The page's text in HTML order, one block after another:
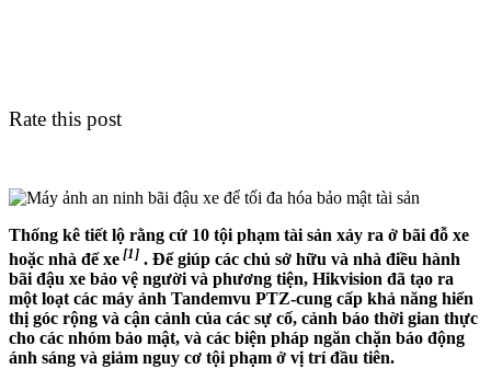
Rate this post
Thống kê tiết lộ rằng cứ 10 tội phạm tài sản xảy ra ở bãi đỗ xe
hoặc nhà để xe [1] . Để giúp các chủ sở hữu và nhà điều hành
bãi đậu xe bảo vệ người và phương tiện, Hikvision đã tạo ra
một loạt các máy ảnh Tandemvu PTZ-cung cấp khả năng hiển
thị góc rộng và cận cảnh của các sự cố, cảnh báo thời gian thực
cho các nhóm bảo mật, và các biện pháp ngăn chặn báo động
ánh sáng và giảm nguy cơ tội phạm ở vị trí đầu tiên.